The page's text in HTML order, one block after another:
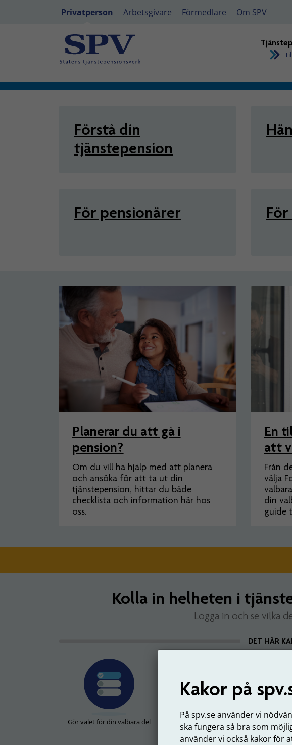
Kakor på
På spv.se använder vi
ska fungera så bra som
använder vi också kakor för
Privatperson Arbetsgivare Förmedlare Om SPV
Privatperson - Tjänstepension från
Förstå din
tjänstepension
För pensionärer
Artiklar
Planerar du att gå i
pension?
Om du vill ha hjälp med att planera
och ansöka för att ta ut din
tjänstepension, hittar du både
checklista och information här hos
oss.
En
att
Från
välja
din
guide
Kolla in helheten i
Logga in och se vilka
DET HÄR
Gör valet för din valbara del
Flytta pengar du tjänat in till din
valbara del